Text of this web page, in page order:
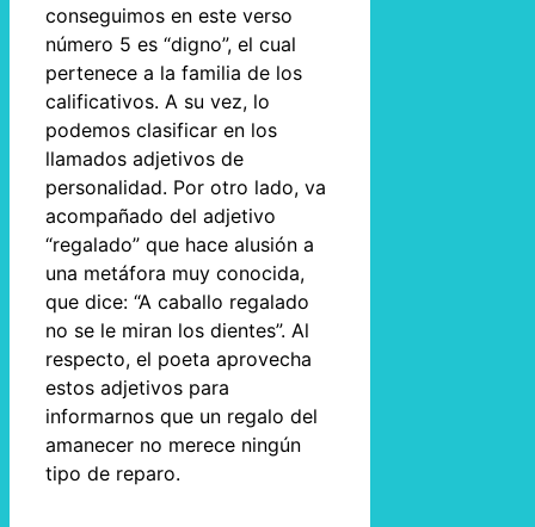
conseguimos en este verso
número 5 es “digno”, el cual
pertenece a la familia de los
calificativos. A su vez, lo
podemos clasificar en los
llamados adjetivos de
personalidad. Por otro lado, va
acompañado del adjetivo
“regalado” que hace alusión a
una metáfora muy conocida,
que dice: “A caballo regalado
no se le miran los dientes”. Al
respecto, el poeta aprovecha
estos adjetivos para
informarnos que un regalo del
amanecer no merece ningún
tipo de reparo.